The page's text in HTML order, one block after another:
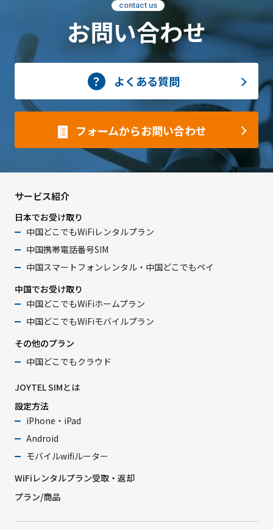
contact us
お問い合わせ
よくある質問
フォームからお問い合わせ
サービス紹介
日本でお受け取り
中国どこでもWiFiレンタルプラン
中国携帯電話番号SIM
中国スマートフォンレンタル・中国どこでもペイ
中国でお受け取り
中国どこでもWiFiホームプラン
中国どこでもWiFiモバイルプラン
その他のプラン
中国どこでもクラウド
JOYTEL SIMとは
設定方法
iPhone・iPad
Android
モバイルwifiルーター
WiFiレンタルプラン受取・返却
プラン/商品